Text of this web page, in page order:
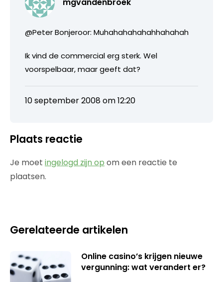
@Peter Bonjeroor: Muhahahahahahhahahah
Ik vind de commercial erg sterk. Wel
voorspelbaar, maar geeft dat?
10 september 2008 om 12:20
Plaats reactie
Je moet ingelogd zijn op om een reactie te
plaatsen.
Gerelateerde artikelen
Online casino’s krijgen nieuwe
vergunning: wat verandert er?